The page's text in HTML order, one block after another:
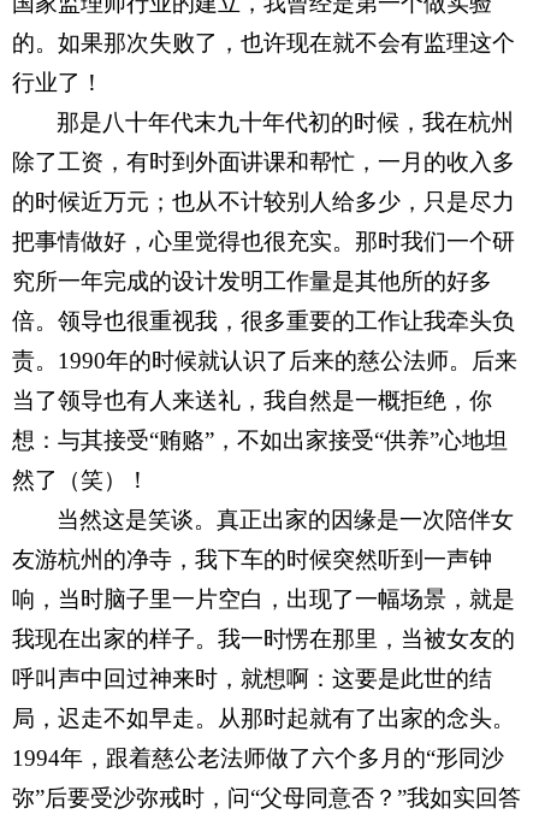
的。如果那次失败了，也许现在就不会有监理这个
行业了！
那是八十年代末九十年代初的时候，我在杭州
除了工资，有时到外面讲课和帮忙，一月的收入多
的时候近万元；也从不计较别人给多少，只是尽力
把事情做好，心里觉得也很充实。那时我们一个研
究所一年完成的设计发明工作量是其他所的好多
倍。领导也很重视我，很多重要的工作让我牵头负
责。1990年的时候就认识了后来的慈公法师。后来
当了领导也有人来送礼，我自然是一概拒绝，你
想：与其接受“贿赂”，不如出家接受“供养”心地坦
然了（笑）！
当然这是笑谈。真正出家的因缘是一次陪伴女
友游杭州的净寺，我下车的时候突然听到一声钟
响，当时脑子里一片空白，出现了一幅场景，就是
我现在出家的样子。我一时愣在那里，当被女友的
呼叫声中回过神来时，就想啊：这要是此世的结
局，迟走不如早走。从那时起就有了出家的念头。
1994年，跟着慈公老法师做了六个多月的“形同沙
弥”后要受沙弥戒时，问“父母同意否？”我如实回答